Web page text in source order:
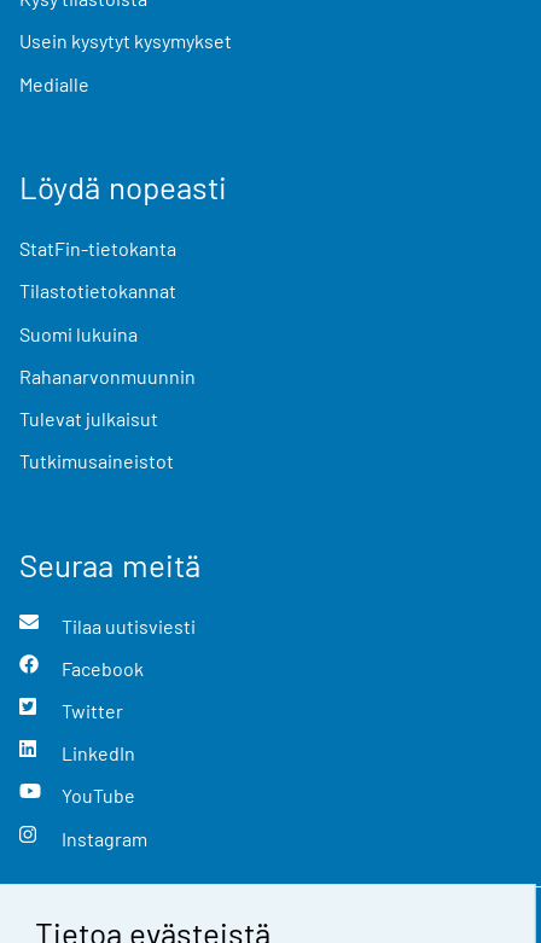
Tietoa evästeistä
Usein kysytyt kysymykset
Medialle
Löydä nopeasti
StatFin-tietokanta
Tilastotietokannat
Suomi lukuina
Rahanarvonmuunnin
Tulevat julkaisut
Tutkimusaineistot
Seuraa meitä
Tilaa uutisviesti
Facebook
Twitter
LinkedIn
YouTube
Instagram